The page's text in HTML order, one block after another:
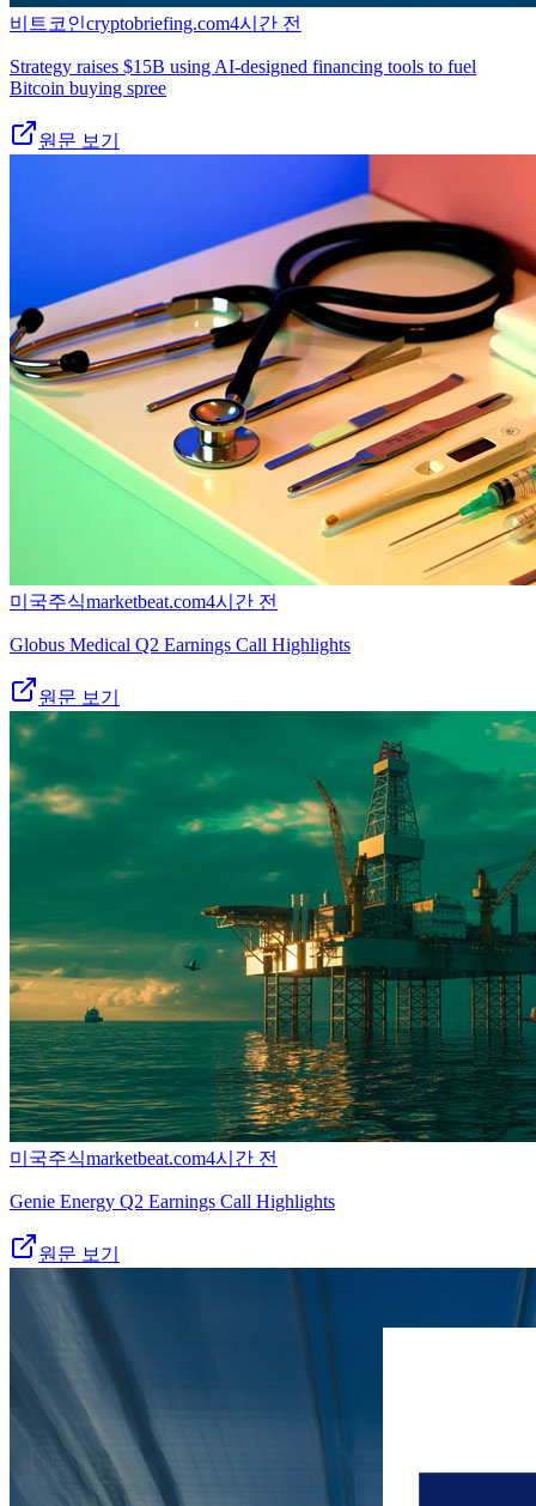
비트코인cryptobriefing.com4시간 전
Strategy raises $15B using AI-designed financing tools to fuel
Bitcoin buying spree
원문 보기
미국주식marketbeat.com4시간 전
Globus Medical Q2 Earnings Call Highlights
원문 보기
미국주식marketbeat.com4시간 전
Genie Energy Q2 Earnings Call Highlights
원문 보기